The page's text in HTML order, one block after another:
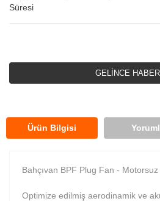
Süresi
GELİNCE
Ürün Bilgisi
Bahçıvan BPF Plug Fan -
Optimize edilmiş aerodinamik ve